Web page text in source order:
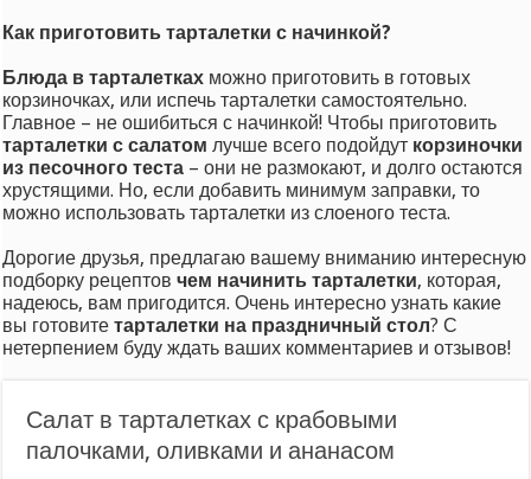
Как приготовить тарталетки с начинкой?
Блюда в тарталетках можно приготовить в готовых
корзиночках, или испечь тарталетки самостоятельно.
Главное – не ошибиться с начинкой! Чтобы приготовить
тарталетки с салатомлучше всего подойдут корзиночки
из песочного теста – они не размокают, и долго остаются
хрустящими. Но, если добавить минимум заправки, то
можно использовать тарталетки из слоеного теста.
Дорогие друзья, предлагаю вашему вниманию интересную
подборку рецептовчем начинить тарталетки, которая,
надеюсь, вам пригодится. Очень интересно узнать какие
вы готовитетарталетки на праздничный стол? С
нетерпением буду ждать ваших комментариев и отзывов!
Салат в тарталетках с крабовыми
палочками, оливками и ананасом